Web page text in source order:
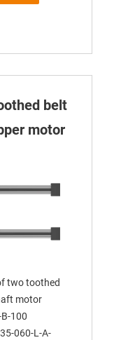
belt
motor
two toothed
motor
100
060-L-A-